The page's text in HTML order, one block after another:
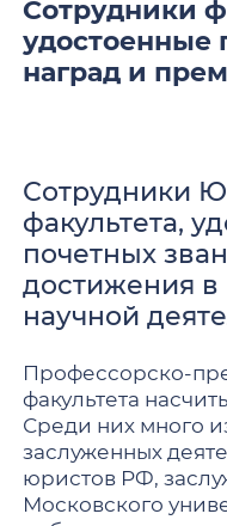
Сотрудники
удостоенные
наград и
Сотрудники
факультета,
почетных
достижения в
научной
Профессорско-
факультета
Среди них много
заслуженных
юристов РФ,
Московского